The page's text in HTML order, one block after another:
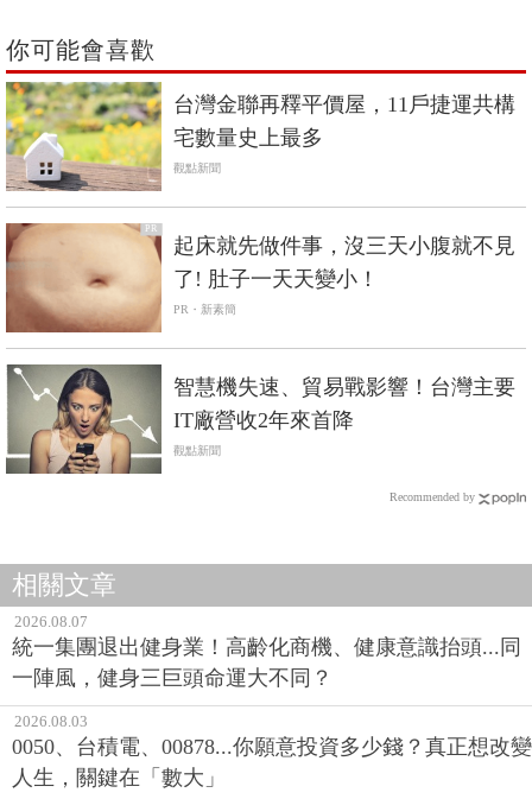
你可能會喜歡
台灣金聯再釋平價屋，11戶捷運共構
宅數量史上最多
觀點新聞
PR
起床就先做件事，沒三天小腹就不見
了! 肚子一天天變小！
PR・新素簡
智慧機失速、貿易戰影響！台灣主要
IT廠營收2年來首降
觀點新聞
Recommended by
相關文章
2026.08.07
統一集團退出健身業！高齡化商機、健康意識抬頭...同
一陣風，健身三巨頭命運大不同？
2026.08.03
0050、台積電、00878...你願意投資多少錢？真正想改變
人生，關鍵在「數大」